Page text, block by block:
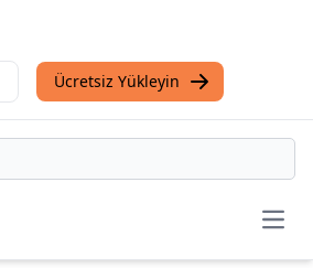
Ücretsiz Yükleyin